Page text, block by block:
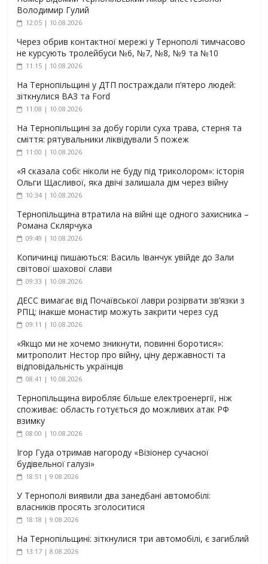
Володимир Гулий
12:05 | 10.08.2026
Через обрив контактної мережі у Тернополі тимчасово
не курсують тролейбуси №6, №7, №8, №9 та №10
11:15 | 10.08.2026
На Тернопільщині у ДТП постраждали п’ятеро людей:
зіткнулися ВАЗ та Ford
11:08 | 10.08.2026
На Тернопільщині за добу горіли суха трава, стерня та
сміття: рятувальники ліквідували 5 пожеж
11:00 | 10.08.2026
«Я сказала собі: ніколи не буду під триколором»: історія
Ольги Щасливої, яка двічі залишала дім через війну
10:34 | 10.08.2026
Тернопільщина втратила на війні ще одного захисника –
Романа Склярчука
09:49 | 10.08.2026
Копичинці пишаються: Василь Іванчук увійде до Зали
світової шахової слави
09:33 | 10.08.2026
ДЕСС вимагає від Почаївської лаври розірвати зв’язки з
РПЦ: інакше монастир можуть закрити через суд
09:11 | 10.08.2026
«Якщо ми не хочемо зникнути, повинні боротися»:
митрополит Нестор про війну, ціну державності та
відповідальність українців
08:41 | 10.08.2026
Тернопільщина виробляє більше електроенергії, ніж
споживає: область готується до можливих атак РФ
взимку
08:00 | 10.08.2026
Ігор Гуда отримав нагороду «Візіонер сучасної
будівельної галузі»
18:51 | 9.08.2026
У Тернополі виявили два занедбані автомобілі:
власників просять зголоситися
18:18 | 9.08.2026
На Тернопільщині: зіткнулися три автомобілі, є загиблий
13:17 | 8.08.2026